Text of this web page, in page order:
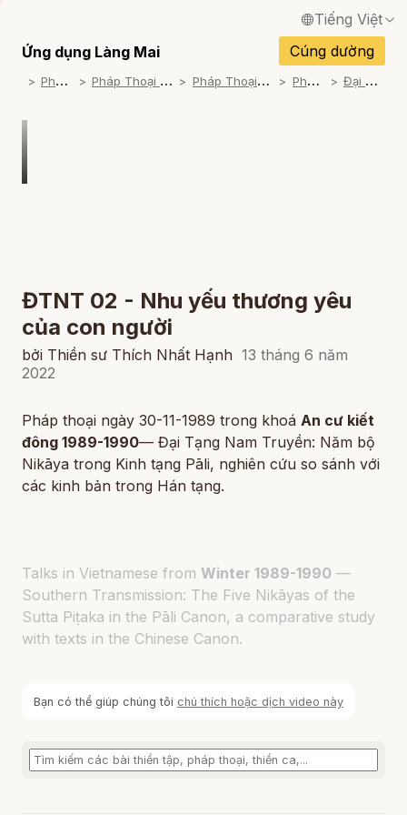
Tiếng Việt
English / Tiếng Anh
Français / Tiếng Pháp
Ứng dụng Làng Mai
Cúng dường
P
háp Thoại P
háp Thoại Thiền Sư Thích Nhất Hạnh P
háp Thoại Theo Bộ An Cư Kiết Đông P
háp Thoại Video Đ
ại Tạng Nam Truyền
ĐTNT 02 - Nhu yếu thương yêu
của con người
bởi Thiền sư Thích Nhất Hạnh 13 tháng 6 năm
2022
Pháp thoại ngày 30-11-1989 trong khoá An cư kiết
đông 1989-1990— Đại Tạng Nam Truyền: Năm bộ
Nikāya trong Kinh tạng Pāli, nghiên cứu so sánh với
các kinh bản trong Hán tạng.
Talks in Vietnamese from Winter 1989-1990 —
Southern Transmission: The Five Nikāyas of the
Sutta Piṭaka in the Pāli Canon, a comparative study
with texts in the Chinese Canon.
Bạn có thể giúp chúng tôi chú thích hoặc dịch video này